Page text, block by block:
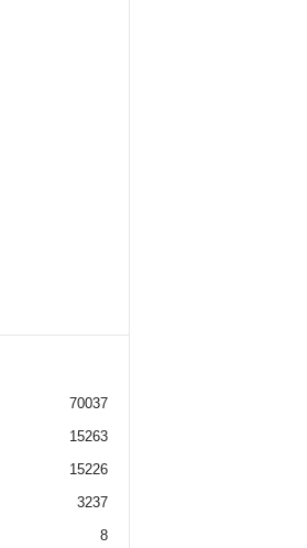
70037
15263
15226
3237
8